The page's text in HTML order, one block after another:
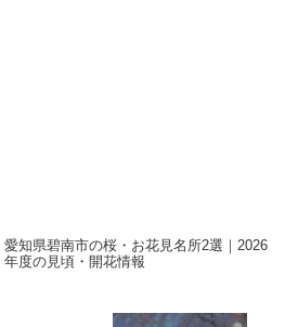
愛知県碧南市の桜・お花見名所2選｜2026
年度の見頃・開花情報